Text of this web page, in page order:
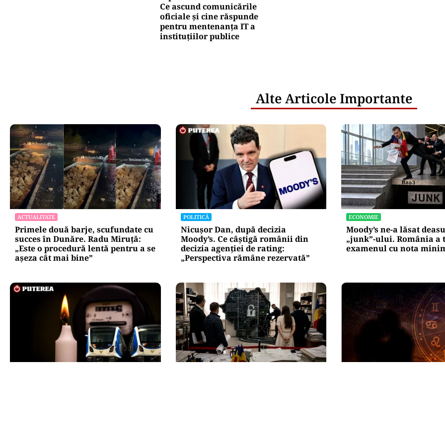
Ce ascund comunicările
oficiale și cine răspunde
pentru mentenanța IT a
instituțiilor publice
Alte Articole Importante
ACTUALITATE
Primele două barje, scufundate cu
succes în Dunăre. Radu Miruță:
„Este o procedură lentă pentru a se
așeza cât mai bine”
POLITICĂ
Nicușor Dan, după decizia
Moody’s. Ce câștigă românii din
decizia agenției de rating:
„Perspectiva rămâne rezervată”
ECONOMIE
Moody’s ne-a lăsat
„junk”-ului. România a
examenul cu nota